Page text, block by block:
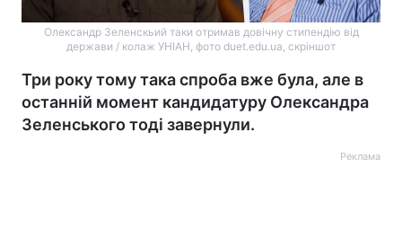
Олександр Зеленскьий таки отримав довічну стипендію від
держави / колаж УНІАН, фото duet.edu.ua, скріншот
Три року тому така спроба вже була, але в
останній момент кандидатуру Олександра
Зеленського тоді завернули.
Реклама